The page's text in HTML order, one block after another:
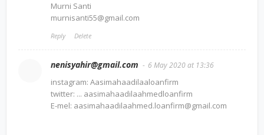
Murni Santi
murnisanti55@gmail.com
Reply Delete
nenisyahir@gmail.com 6 May 2020 at 13:36
instagram: Aasimahaadilaaloanfirm
twitter: ... aasimahaadilaahmedloanfirm
E-mel: aasimahaadilaahmed.loanfirm@gmail.com